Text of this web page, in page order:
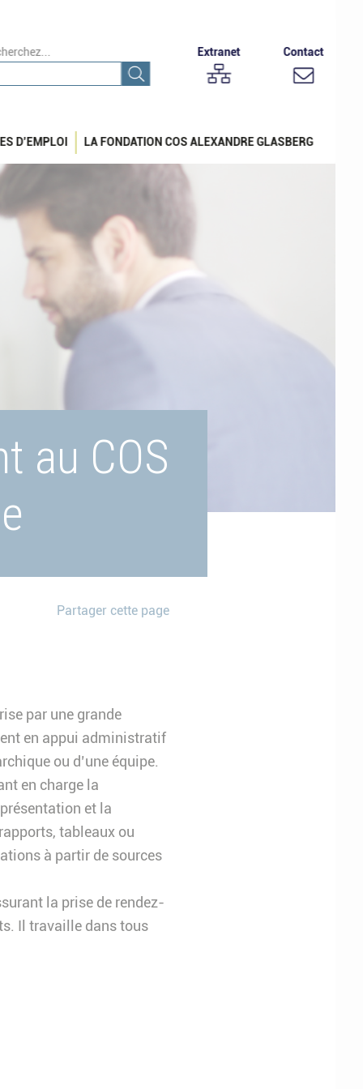
Extranet Contact
D’EMPLOI LA FONDATION COS ALEXANDRE GLASBERG
au COS
Partager cette page
par une grande
en appui administratif
ou d’une équipe.
en charge la
et la
tableaux ou
à partir de sources
la prise de rendez-
Il travaille dans tous